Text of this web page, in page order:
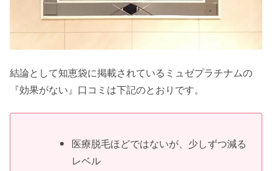
結論として知恵袋に掲載されているミュゼプラチナムの
『効果がない』口コミは下記のとおりです。
医療脱毛ほどではないが、少しずつ減る
レベル